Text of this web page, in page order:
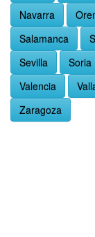
Navarra
Salamanca
Sevilla
Soria
Valencia
Zaragoza